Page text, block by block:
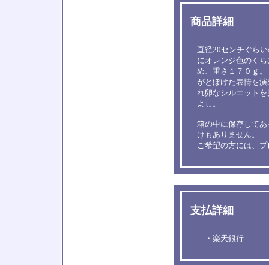
商品詳細
直径20センチぐら
にオレンジ色のく
め、重さ１７０ｇ
がとぼけた表情を
れ卵なシルエット
よし。
箱の中に保存して
けもありません。
ご希望の方には、
支払詳細
・楽天銀行